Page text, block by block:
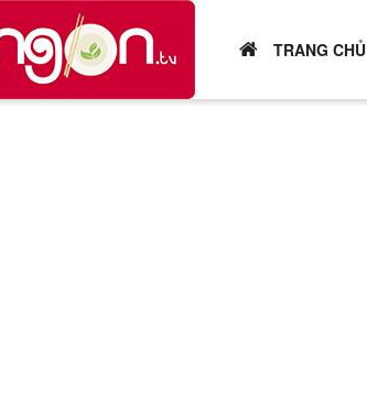
TRANG CHỦ